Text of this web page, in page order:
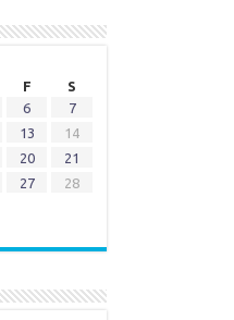
F
S
6
7
13
14
20
21
27
28